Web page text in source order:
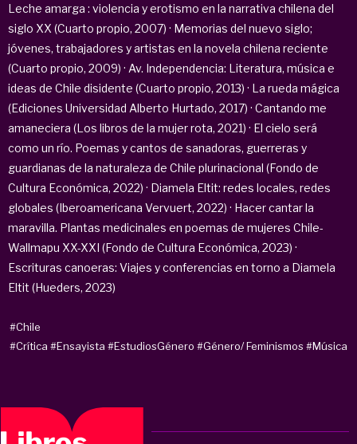
Leche amarga : violencia y erotismo en la narrativa chilena del
siglo XX (Cuarto propio, 2007) · Memorias del nuevo siglo;
jóvenes, trabajadores y artistas en la novela chilena reciente
(Cuarto propio, 2009) · Av. Independencia: Literatura, música e
ideas de Chile disidente (Cuarto propio, 2013) · La rueda mágica
(Ediciones Universidad Alberto Hurtado, 2017) · Cantando me
amaneciera (Los libros de la mujer rota, 2021) · El cielo será
como un río. Poemas y cantos de sanadoras, guerreras y
guardianas de la naturaleza de Chile plurinacional (Fondo de
Cultura Económica, 2022) · Diamela Eltit: redes locales, redes
globales (Iberoamericana Vervuert, 2022) · Hacer cantar la
maravilla. Plantas medicinales en poemas de mujeres Chile-
Wallmapu XX-XXI (Fondo de Cultura Económica, 2023) ·
Escrituras canoeras: Viajes y conferencias en torno a Diamela
Eltit (Hueders, 2023)
#Chile
#Crítica #Ensayista #EstudiosGénero #Género/ Feminismos #Música